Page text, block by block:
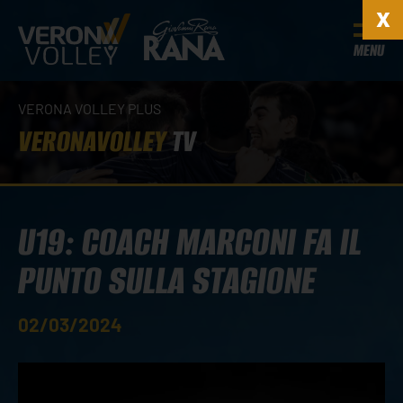
MENU
VERONA VOLLEY PLUS
VERONAVOLLEYTV
U19: COACH MARCONI FA IL
PUNTO SULLA STAGIONE
02/03/2024